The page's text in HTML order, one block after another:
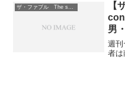
ザ・ファブル The second contact
【
男
ャ
週刊
者は